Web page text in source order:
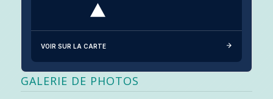
VOIR SUR LA CARTE
GALERIE DE PHOTOS